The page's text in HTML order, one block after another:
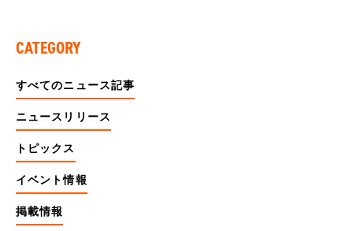
CATEGORY
すべてのニュース記事
ニュースリリース
トピックス
イベント情報
掲載情報